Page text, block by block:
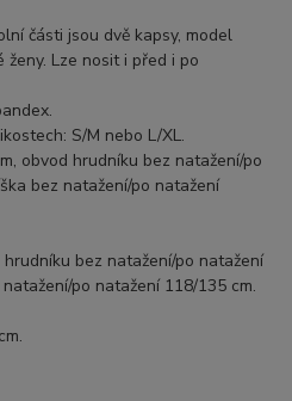
části jsou dvě kapsy, model
Lze nosit i před i po
S/M nebo L/XL.
obvod hrudníku bez natažení/po
bez natažení/po natažení
bez natažení/po natažení
po natažení 118/135 cm.